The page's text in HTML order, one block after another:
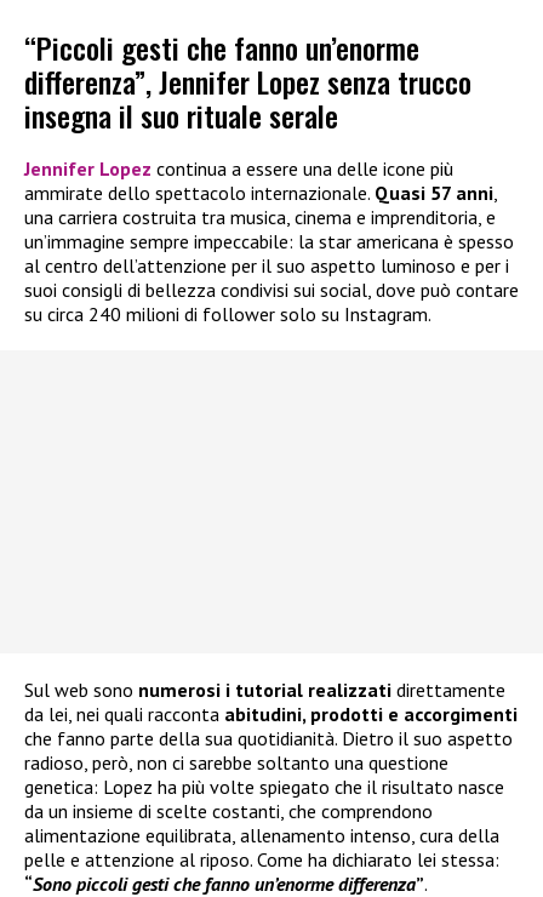
“Piccoli gesti che fanno un’enorme
differenza”, Jennifer Lopez senza trucco
insegna il suo rituale serale
Jennifer Lopez continua a essere una delle icone più
ammirate dello spettacolo internazionale. Quasi 57 anni
una carriera costruita tra musica, cinema e imprenditoria, e
un’immagine sempre impeccabile: la star americana è spesso
al centro dell’attenzione per il suo aspetto luminoso e per i
suoi consigli di bellezza condivisi sui social, dove può contare
su circa 240 milioni di follower solo su Instagram.
Sul web sono numerosi i tutorial realizzati direttamente
da lei, nei quali racconta abitudini, prodotti e accorgimenti
che fanno parte della sua quotidianità. Dietro il suo aspetto
radioso, però, non ci sarebbe soltanto una questione
genetica: Lopez ha più volte spiegato che il risultato nasce
da un insieme di scelte costanti, che comprendono
alimentazione equilibrata, allenamento intenso, cura della
pelle e attenzione al riposo. Come ha dichiarato lei stessa:
“Sono piccoli gesti che fanno un’enorme differenza”.